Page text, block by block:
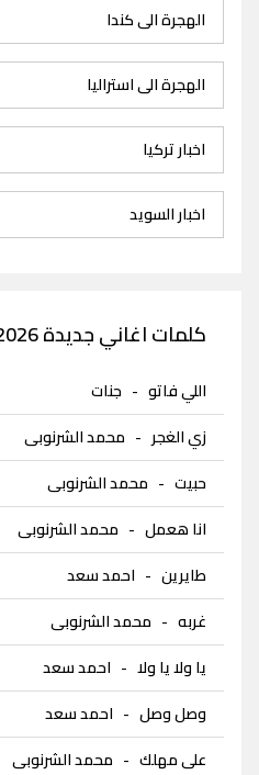
الهجرة الى كندا
الهجرة الى استراليا
اخبار تركيا
اخبار السويد
كلمات اغاني جديدة 2026
اللي فاتو - جنات
زي الغجر - محمد الشرنوبى
حبيت - محمد الشرنوبى
انا هعمل - محمد الشرنوبى
طايرين - احمد سعد
غربه - محمد الشرنوبى
يا ولا يا ولا - احمد سعد
وصل وصل - احمد سعد
على مهلك - محمد الشرنوبى